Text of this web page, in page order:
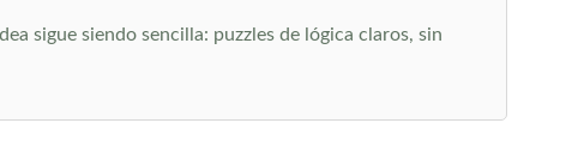
sigue siendo sencilla: puzzles de lógica claros, sin